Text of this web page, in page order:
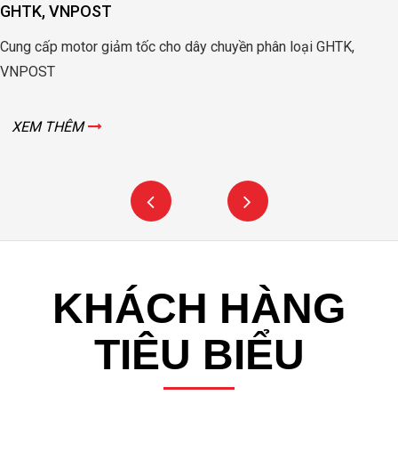
GHTK, VNPOST
Cung cấp motor giảm tốc cho dây chuyền phân loại GHTK,
VNPOST
XEM THÊM
KHÁCH HÀNG
TIÊU BIỂU